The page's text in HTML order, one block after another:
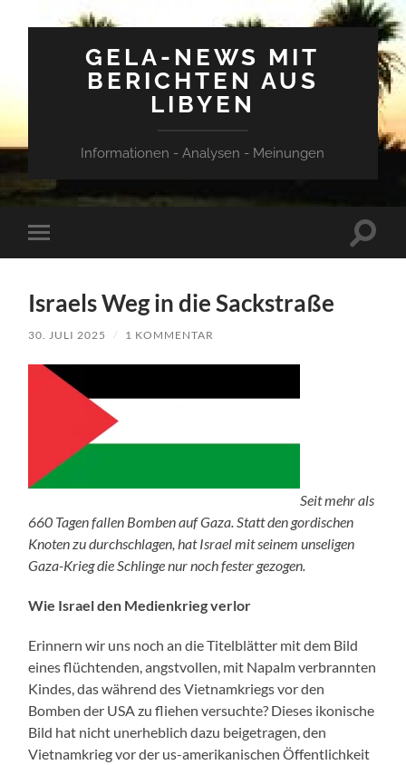
GELA-NEWS MIT
BERICHTEN AUS
LIBYEN
Informationen - Analysen - Meinungen
Mobile-
Menü
Israels Weg in die Sackstraße
30. JULI 2025 / 1 KOMMENTAR
Seit mehr als
660 Tagen fallen Bomben auf Gaza. Statt den gordischen
Knoten zu durchschlagen, hat Israel mit seinem unseligen
Gaza-Krieg die Schlinge nur noch fester gezogen.
Wie Israel den Medienkrieg verlor
Erinnern wir uns noch an die Titelblätter mit dem Bild
eines flüchtenden, angstvollen, mit Napalm verbrannten
Kindes, das während des Vietnamkriegs vor den
Bomben der USA zu fliehen versuchte? Dieses ikonische
Bild hat nicht unerheblich dazu beigetragen, den
Vietnamkrieg vor der us-amerikanischen Öffentlichkeit